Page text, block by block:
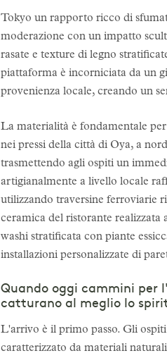
Tokyo un rapporto ricco di
moderazione con un impatto
rasate e texture di legno
piattaforma è incorniciata da un
provenienza locale, creando un
La materialità è fondamentale
nei pressi della città di Oya, a
trasmettendo agli ospiti un
artigianalmente a livello locale
utilizzando traversine ferroviarie
ceramica del ristorante
washi stratificata con piante
installazioni personalizzate di
Quando oggi cammini per
catturano al meglio lo
L'arrivo è il primo passo. Gli
caratterizzato da materiali